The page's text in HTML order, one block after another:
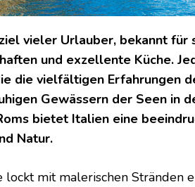
vieler Urlauber, bekannt für
und exzellente Küche.
die vielfältigen Erfahrungen
Gewässern der Seen in
bietet Italien eine
Natur.
lockt mit malerischen Stränden